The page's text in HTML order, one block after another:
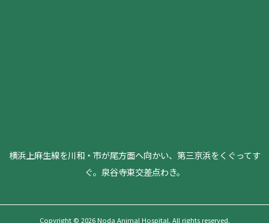
横浜上麻生線を川和・市が尾方面へ向かい、第三京浜をくぐってす
ぐ。泉谷寺東交差点わき。
Copyright © 2026 Noda Animal Hospital. All rights reserved.